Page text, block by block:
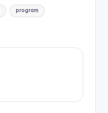
program